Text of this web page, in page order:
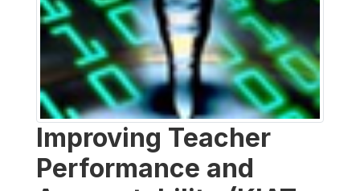
Improving Teacher
Performance and